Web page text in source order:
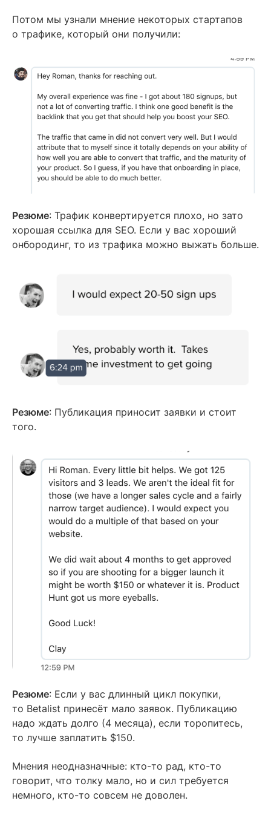
Потом мы узнали мнение некоторых стартапов
о трафике, который они получили:
Резюме: Трафик конвертируется плохо, но зато
хорошая ссылка для SEO. Если у вас хороший
онбородинг, то из трафика можно выжать больше.
Резюме: Публикация приносит заявки и стоит
того.
Резюме: Если у вас длинный цикл покупки,
то Betalist принесёт мало заявок. Публикацию
надо ждать долго (4 месяца), если торопитесь,
то лучше заплатить $150.
Мнения неодназначные: кто-то рад, кто-то
говорит, что толку мало, но и сил требуется
немного, кто-то совсем не доволен.